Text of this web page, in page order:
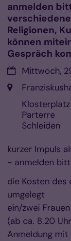
anmelden
Religionen,
können
Gespräch
Datum:Mittwoch,
Ort:
Klosterplatz
Parterre
Schleiden
kurzer Impuls
- anmelden
die Kosten des
umgelegt
ein/zwei
(ab ca. 8.20
Anmeldung mit